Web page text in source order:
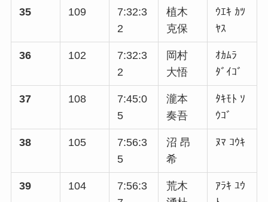
35 109
7:32:3
2
植木
克保
ｳｴｷ ｶﾂ
ﾔｽ
36 102
7:32:3
2
岡村
大悟
ｵｶﾑﾗ
ﾀﾞｲｺﾞ
37 108
7:45:0
5
瀧本
奏吾
ﾀｷﾓﾄ ｿ
ｳｺﾞ
38 105
7:56:3
5
沼 昂
希
ﾇﾏ ｺｳｷ
39 104
7:56:3
荒木
ｱﾗｷ ﾕｳ